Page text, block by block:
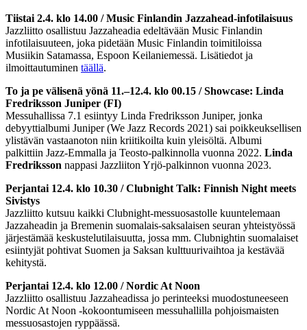
Tiistai 2.4. klo 14.00 / Music Finlandin Jazzahead-infotilaisuus
Jazzliitto osallistuu Jazzaheadia edeltävään Music Finlandin
infotilaisuuteen, joka pidetään Music Finlandin toimitiloissa
Musiikin Satamassa, Espoon Keilaniemessä. Lisätiedot ja
ilmoittautuminen täällä.
To ja pe välisenä yönä 11.–12.4. klo 00.15 / Showcase: Linda
Fredriksson Juniper (FI)
Messuhallissa 7.1 esiintyy Linda Fredriksson Juniper, jonka
debyyttialbumi Juniper (We Jazz Records 2021) sai poikkeuksellisen
ylistävän vastaanoton niin kriitikoilta kuin yleisöltä. Albumi
palkittiin Jazz-Emmalla ja Teosto-palkinnolla vuonna 2022. Linda
Fredriksson nappasi Jazzliiton Yrjö-palkinnon vuonna 2023.
Perjantai 12.4. klo 10.30 / Clubnight Talk: Finnish Night meets
Sivistys
Jazzliitto kutsuu kaikki Clubnight-messuosastolle kuuntelemaan
Jazzaheadin ja Bremenin suomalais-saksalaisen seuran yhteistyössä
järjestämää keskustelutilaisuutta, jossa mm. Clubnightin suomalaiset
esiintyjät pohtivat Suomen ja Saksan kulttuurivaihtoa ja kestävää
kehitystä.
Perjantai 12.4. klo 12.00 / Nordic At Noon
Jazzliitto osallistuu Jazzaheadissa jo perinteeksi muodostuneeseen
Nordic At Noon -kokoontumiseen messuhallilla pohjoismaisten
messuosastojen ryppäässä.